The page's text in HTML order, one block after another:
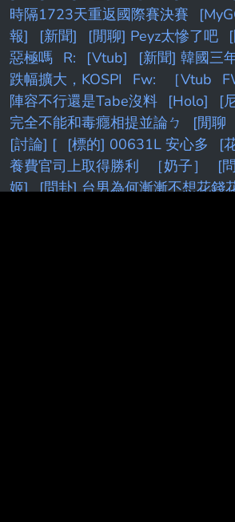
時隔1723天重返國際賽決賽
報]
[新聞] [閒聊] Peyz太慘了吧
惡極嗎 R: [Vtub]
[新聞] 韓國三
跌幅擴大，KOSPI
Fw: ［Vtub
陣容不行還是Tabe沒料
[Holo]
[
完全不能和毒癮相提並論ㄅ
[閒聊
[討論] [
[標的] 00631L 安心多
[
養費官司上取得勝利
［奶子］ [
姬] [問卦] 台男為何漸漸不想花錢